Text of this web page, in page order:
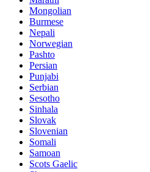
Mongolian
Burmese
Nepali
Norwegian
Pashto
Persian
Punjabi
Serbian
Sesotho
Sinhala
Slovak
Slovenian
Somali
Samoan
Scots Gaelic